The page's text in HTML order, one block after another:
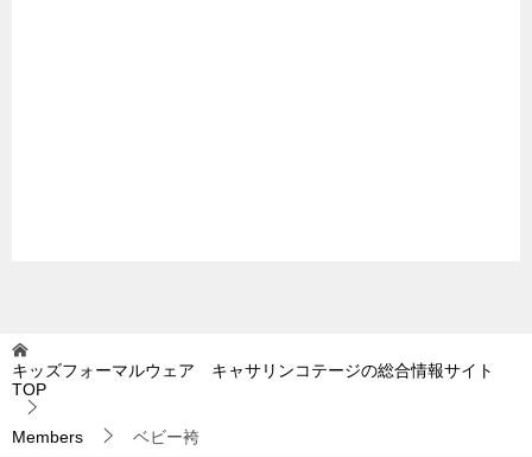
キッズフォーマルウェア キャサリンコテージの総合情報サイト
TOP
Members ベビー袴